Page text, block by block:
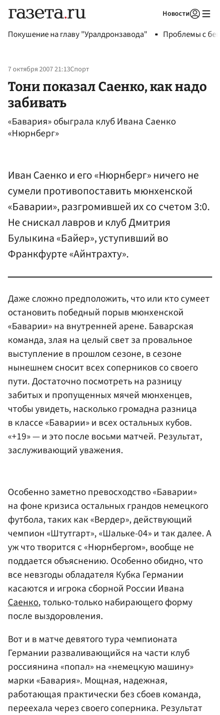
Новости
Покушение на главу "Уралдронзавода" Проблемы с
7 октября 2007 21:13Спорт
Тони показал Саенко, как надо
забивать
«Бавария» обыграла клуб Ивана Саенко
«Нюрнберг»
Иван Саенко и его «Нюрнберг» ничего не
сумели противопоставить мюнхенской
«Баварии», разгромившей их со счетом 3:0.
Не снискал лавров и клуб Дмитрия
Булыкина «Байер», уступивший во
Франкфурте «Айнтрахту».
Даже сложно предположить, что или кто сумеет
остановить победный порыв мюнхенской
«Баварии» на внутренней арене. Баварская
команда, злая на целый свет за провальное
выступление в прошлом сезоне, в сезоне
нынешнем сносит всех соперников со своего
пути. Достаточно посмотреть на разницу
забитых и пропущенных мячей мюнхенцев,
чтобы увидеть, насколько громадна разница
в классе «Баварии» и всех остальных кубов.
«+19» — и это после восьми матчей. Результат,
заслуживающий уважения.
Особенно заметно превосходство «Баварии»
на фоне кризиса остальных грандов немецкого
футбола, таких как «Вердер», действующий
чемпион «Штутгарт», «Шальке-04» и так далее. А
уж что творится с «Нюрнбергом», вообще не
поддается объяснению. Особенно обидно, что
все невзгоды обладателя Кубка Германии
касаются и игрока сборной России Ивана
Саенко, только-только набирающего форму
после выздоровления.
Вот и в матче девятого тура чемпионата
Германии разваливающийся на части клуб
россиянина «попал» на «немецкую машину»
марки «Бавария». Мощная, надежная,
работающая практически без сбоев команда,
переехала через своего соперника. Результат